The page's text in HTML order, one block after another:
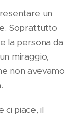
un
Soprattutto
la persona da
miraggio,
non avevamo
ci piace, il